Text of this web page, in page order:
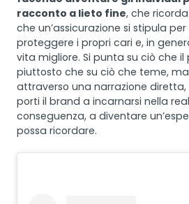
racconto a lieto fine, che
che un’assicurazione si stipula
proteggere i propri cari e, in
vita migliore. Si punta su ciò che
piuttosto che su ciò che teme,
attraverso una narrazione
porti il brand a incarnarsi nella
conseguenza, a diventare
possa ricordare.